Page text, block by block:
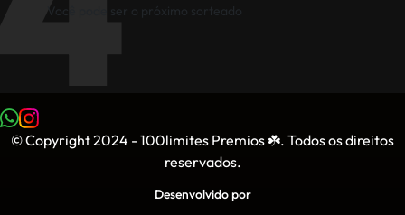
Você pode ser o próximo sorteado
© Copyright 2024 - 100limites Premios ☘️. Todos os direitos
reservados.
Desenvolvido por